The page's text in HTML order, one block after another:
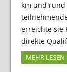
km und rund
erreichte sie
direkte
MEHR LESEN